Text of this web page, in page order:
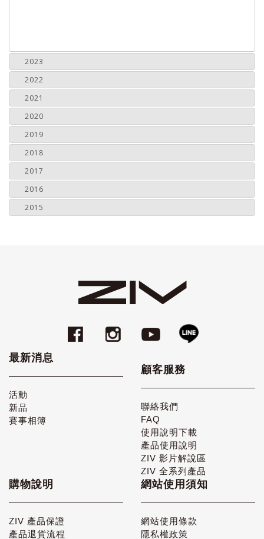
2023
2022
2021
2020
2019
2018
2017
2016
2015
最新消息
活動
新品
賽事相簿
顧客服務
聯絡我們
FAQ
使用說明下載
產品使用說明
ZIV 影片解說區
ZIV 全系列產品
購物說明
ZIV 產品保證
產品退貨流程
網站使用須知
網站使用條款
隱私權政策